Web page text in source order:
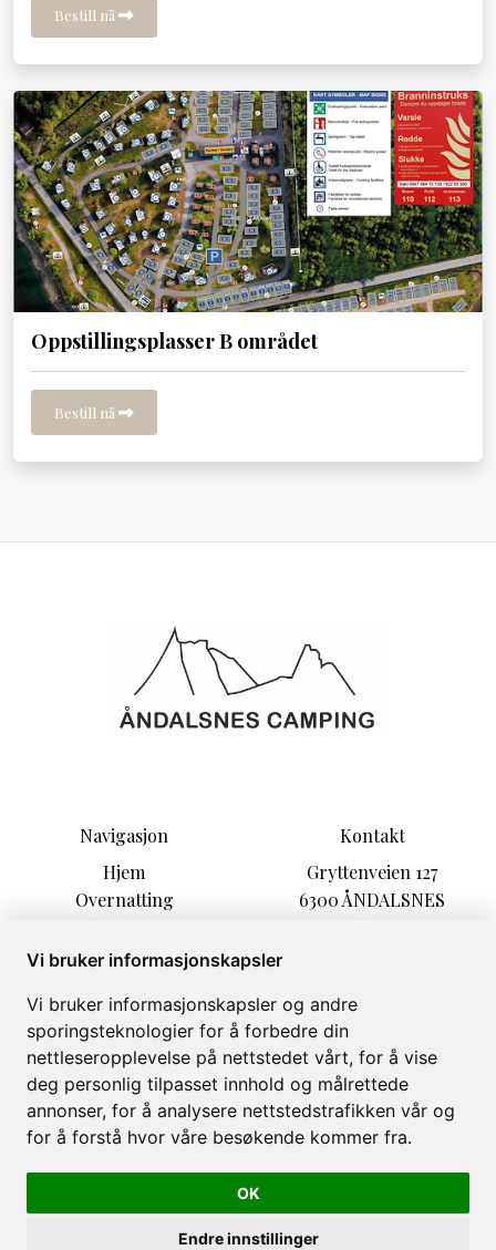
Vi bruker informasjonskapsler
Vi bruker informasjonskapsler og andre
sporingsteknologier for å forbedre din
nettleseropplevelse på nettstedet vårt, for å vise
deg personlig tilpasset innhold og målrettede
annonser, for å analysere nettstedstrafikken vår og
for å forstå hvor våre besøkende kommer fra.
OK
Endre innstillinger
Bestill nå
Oppstillingsplasser B området
Bestill nå
Navigasjon
Hjem
Overnatting
Aktiviteter
Informasjon
Arrangement
Om
Galleri
Kontakt
Gryttenveien 127
6300 ÅNDALSNES
Åndalsnes Camping og Motell © 2026